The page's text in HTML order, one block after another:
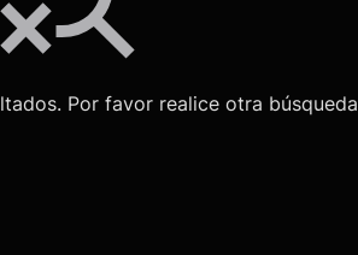
Por favor realice otra búsqueda